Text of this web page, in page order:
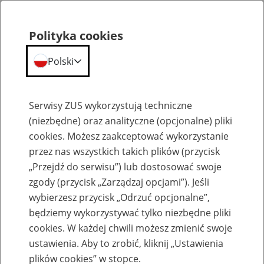
Emerytury
Baza zlikwidowanych lub
przekształconych zakładów pracy
Polityka cookies
Polski
Serwisy ZUS wykorzystują techniczne
(niezbędne) oraz analityczne (opcjonalne) pliki
cookies. Możesz zaakceptować wykorzystanie
przez nas wszystkich takich plików (przycisk
„Przejdź do serwisu”) lub dostosować swoje
zgody (przycisk „Zarządzaj opcjami”). Jeśli
wybierzesz przycisk „Odrzuć opcjonalne”,
będziemy wykorzystywać tylko niezbędne pliki
cookies. W każdej chwili możesz zmienić swoje
ustawienia. Aby to zrobić, kliknij „Ustawienia
plików cookies” w stopce.